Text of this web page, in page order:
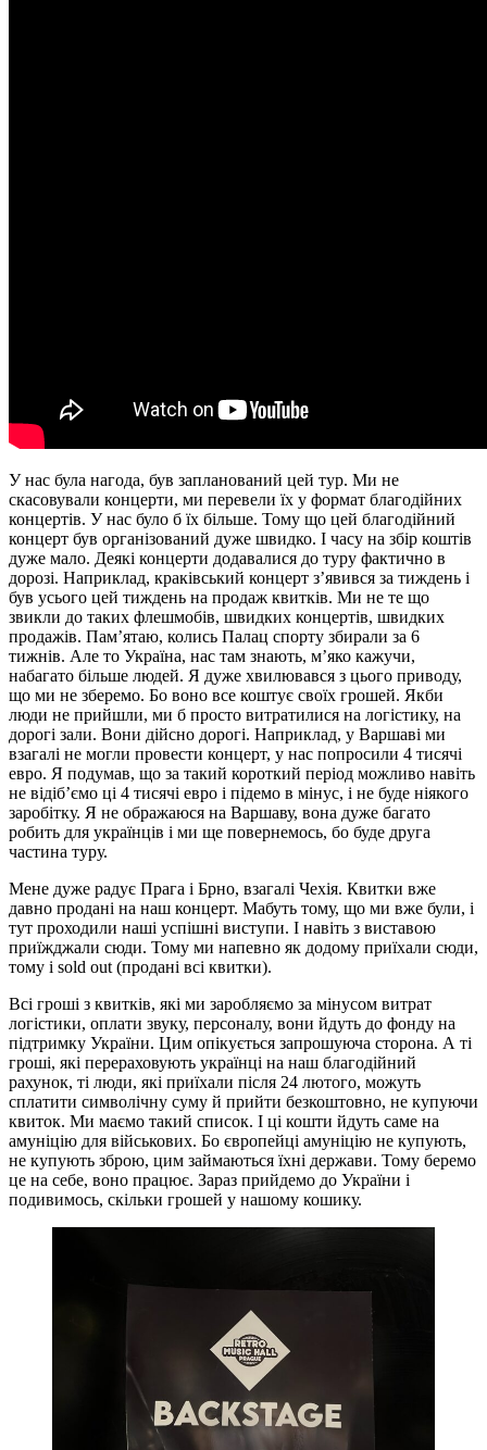
У нас була нагода, був запланований цей тур. Ми не
скасовували концерти, ми перевели їх у формат благодійних
концертів. У нас було б їх більше. Тому що цей благодійний
концерт був організований дуже швидко. І часу на збір коштів
дуже мало. Деякі концерти додавалися до туру фактично в
дорозі. Наприклад, краківський концерт з’явився за тиждень і
був усього цей тиждень на продаж квитків. Ми не те що
звикли до таких флешмобів, швидких концертів, швидких
продажів. Пам’ятаю, колись Палац спорту збирали за 6
тижнів. Але то Україна, нас там знають, м’яко кажучи,
набагато більше людей. Я дуже хвилювався з цього приводу,
що ми не зберемо. Бо воно все коштує своїх грошей. Якби
люди не прийшли, ми б просто витратилися на логістику, на
дорогі зали. Вони дійсно дорогі. Наприклад, у Варшаві ми
взагалі не могли провести концерт, у нас попросили 4 тисячі
евро. Я подумав, що за такий короткий період можливо навіть
не відіб’ємо ці 4 тисячі евро і підемо в мінус, і не буде ніякого
заробітку. Я не ображаюся на Варшаву, вона дуже багато
робить для українців і ми ще повернемось, бо буде друга
частина туру.
Мене дуже радує Прага і Брно, взагалі Чехія. Квитки вже
давно продані на наш концерт. Мабуть тому, що ми вже були, і
тут проходили наші успішні виступи. І навіть з виставою
приїжджали сюди. Тому ми напевно як додому приїхали сюди,
тому і sold out (продані всі квитки).
Всі гроші з квитків, які ми заробляємо за мінусом витрат
логістики, оплати звуку, персоналу, вони йдуть до фонду на
підтримку України. Цим опікується запрошуюча сторона. А ті
гроші, які перераховують українці на наш благодійний
рахунок, ті люди, які приїхали після 24 лютого, можуть
сплатити символічну суму й прийти безкоштовно, не купуючи
квиток. Ми маємо такий список. І ці кошти йдуть саме на
амуніцію для військових. Бо європейці амуніцію не купують,
не купують зброю, цим займаються їхні держави. Тому беремо
це на себе, воно працює. Зараз прийдемо до України і
подивимось, скільки грошей у нашому кошику.